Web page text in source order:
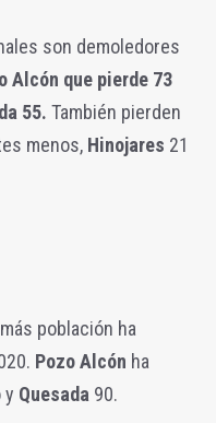
son demoledores
Alcón que pierde 73
55. También pierden
menos, Hinojares 21
población ha
Pozo Alcón ha
y Quesada 90.